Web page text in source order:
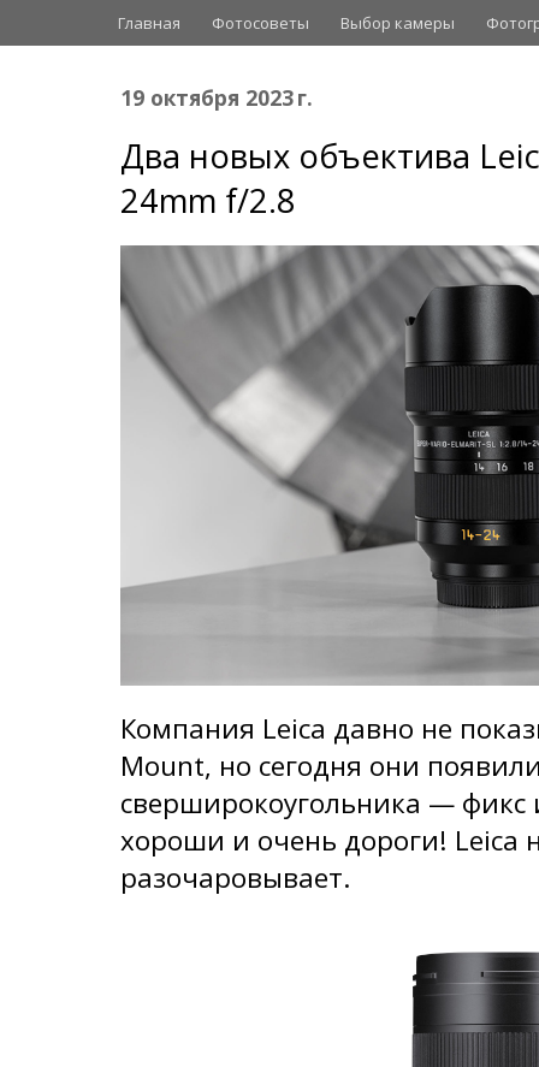
Главная Фотосоветы Выбор камеры
19 октября 2023 г.
Два новых объектива
24mm f/2.8
Компания Leica давно не
Mount, но сегодня они
сверширокоугольника — фикс
хороши и очень дороги! Leica
разочаровывает.